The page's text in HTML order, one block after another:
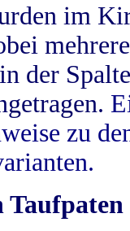
im
der
zu
Taufpaten